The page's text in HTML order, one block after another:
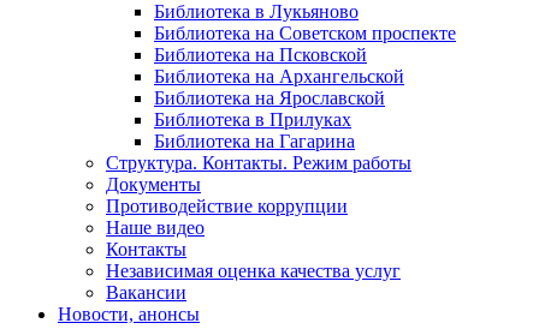
Библиотека в Лукьяново
Библиотека на Советском проспекте
Библиотека на Псковской
Библиотека на Архангельской
Библиотека на Ярославской
Библиотека в Прилуках
Библиотека на Гагарина
Структура. Контакты. Режим работы
Документы
Противодействие коррупции
Наше видео
Контакты
Независимая оценка качества услуг
Вакансии
Новости, анонсы